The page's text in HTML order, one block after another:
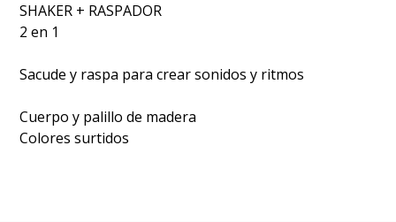
SHAKER + RASPADOR
2 en 1
Sacude y raspa para crear sonidos y ritmos
Cuerpo y palillo de madera
Colores surtidos